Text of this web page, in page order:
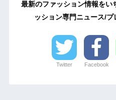
最新のファッション情報をい
ッション専門ニュース/
Twitter Facebook